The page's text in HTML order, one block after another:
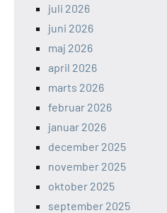
juli 2026
juni 2026
maj 2026
april 2026
marts 2026
februar 2026
januar 2026
december 2025
november 2025
oktober 2025
september 2025